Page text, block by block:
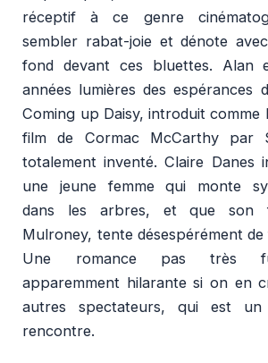
réceptif à ce genre
sembler rabat-joie et dénote
fond devant ces bluettes. Alan
années lumières des espérances
Coming up Daisy, introduit comme
film de Cormac McCarthy par
totalement inventé. Claire Danes
une jeune femme qui monte
dans les arbres, et que son
Mulroney, tente désespérément de
Une romance pas très
apparemment hilarante si on en
autres spectateurs, qui est
rencontre.